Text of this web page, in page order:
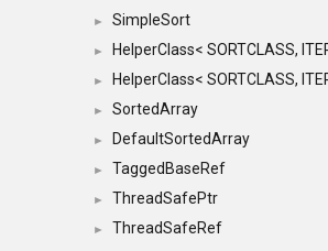
► SimpleSort
► HelperClass< SORTCLASS,
► HelperClass< SORTCLASS,
► SortedArray
► DefaultSortedArray
► TaggedBaseRef
► ThreadSafePtr
►
ThreadSafeRef